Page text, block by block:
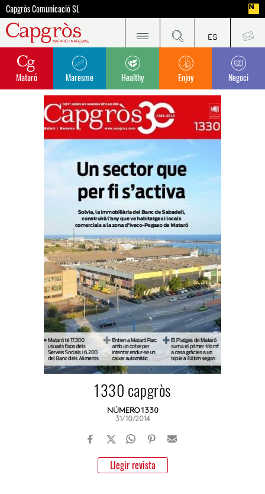
Capgròs Comunicació SL
Mataró Maresme Healthy Enjoy Negoci
1330 capgròs
NÚMERO 1330
31/10/2014
Llegir revista